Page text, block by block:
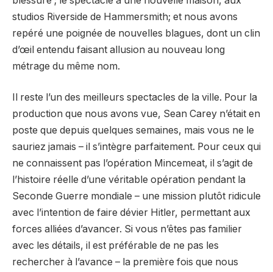
studios Riverside de Hammersmith; et nous avons
repéré une poignée de nouvelles blagues, dont un clin
d’œil entendu faisant allusion au nouveau long
métrage du même nom.
Il reste l’un des meilleurs spectacles de la ville. Pour la
production que nous avons vue, Sean Carey n’était en
poste que depuis quelques semaines, mais vous ne le
sauriez jamais – il s’intègre parfaitement. Pour ceux qui
ne connaissent pas l’opération Mincemeat, il s’agit de
l’histoire réelle d’une véritable opération pendant la
Seconde Guerre mondiale – une mission plutôt ridicule
avec l’intention de faire dévier Hitler, permettant aux
forces alliées d’avancer. Si vous n’êtes pas familier
avec les détails, il est préférable de ne pas les
rechercher à l’avance – la première fois que nous